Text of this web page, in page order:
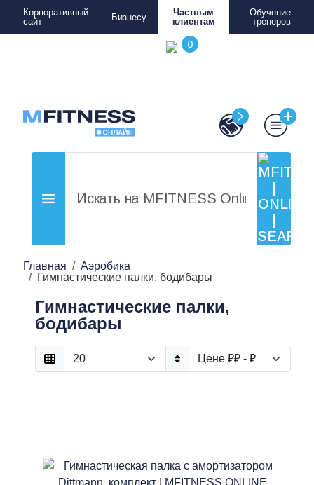
Корпоративный
сайт
Бизнесу
Частным
клиентам
Обучение
тренеров
Главная
Аэробика
Гимнастические палки, бодибары
Гимнастические палки,
бодибары